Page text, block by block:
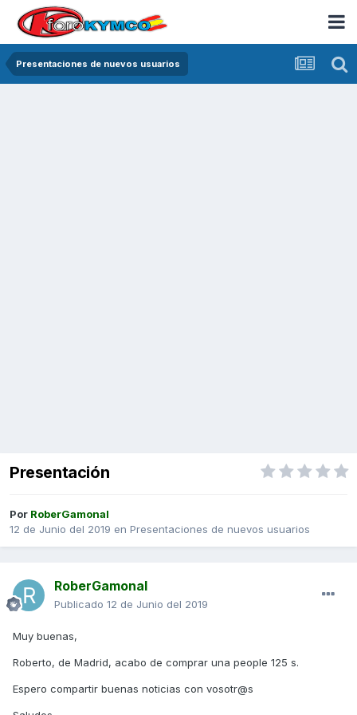
Presentaciones de nuevos usuarios
Presentación
Por RoberGamonal
12 de Junio del 2019 en Presentaciones de nuevos usuarios
RoberGamonal
Publicado 12 de Junio del 2019
Muy buenas,
Roberto, de Madrid, acabo de comprar una people 125 s.
Espero compartir buenas noticias con vosotr@s